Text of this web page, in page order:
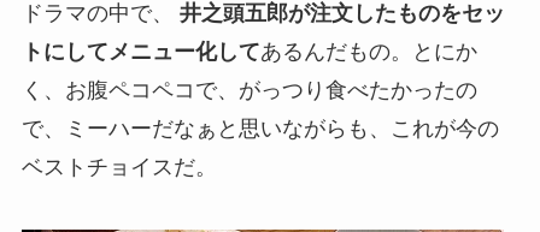
ドラマの中で、 井之頭五郎が注文したものをセッ
トにしてメニュー化してあるんだもの。とにか
く、お腹ペコペコで、がっつり食べたかったの
で、ミーハーだなぁと思いながらも、これが今の
ベストチョイスだ。